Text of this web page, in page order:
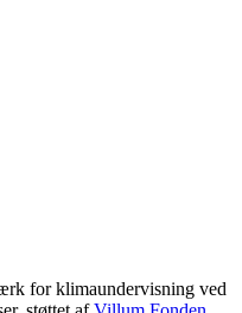
for klimaundervisning ved